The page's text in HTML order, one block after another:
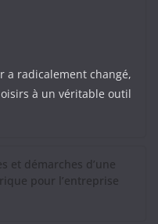
a radicalement changé,
à un véritable outil
et démarches d’une
pour l’entreprise